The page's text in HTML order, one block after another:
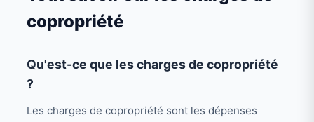
copropriété
Qu'est-ce que les charges de copropriété
?
Les charges de copropriété sont les dépenses